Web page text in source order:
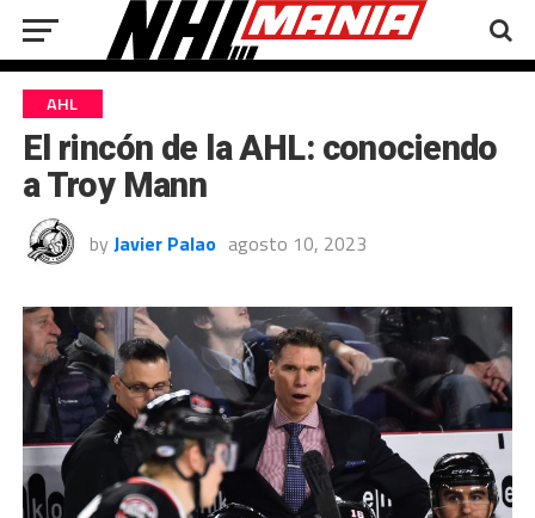
AHL
El rincón de la AHL: conociendo
a Troy Mann
by Javier Palao agosto 10, 2023